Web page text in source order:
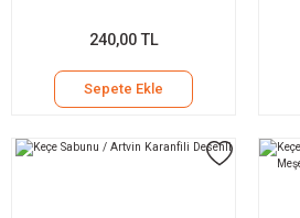
240,00 TL
Sepete Ekle